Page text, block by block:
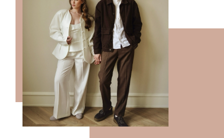
Наше торжество не